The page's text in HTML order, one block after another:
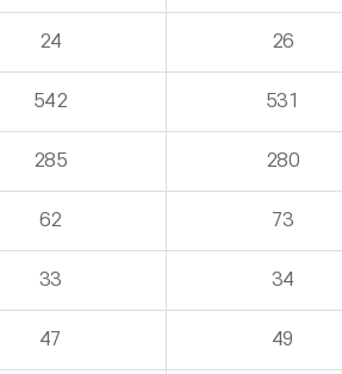
24 26
542 531
285 280
62 73
33 34
47 49